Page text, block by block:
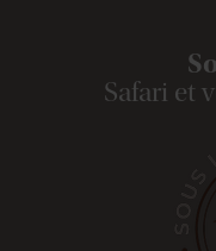
Safari et